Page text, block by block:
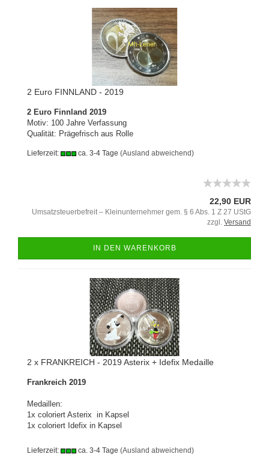
2 Euro FINNLAND - 2019
2 Euro Finnland 2019
Motiv: 100 Jahre Verfassung
Qualität: Prägefrisch aus Rolle
Lieferzeit: ca. 3-4 Tage (Ausland abweichend)
22,90 EUR
Umsatzsteuerbefreit – Kleinunternehmer gem. § 6 Abs. 1 Z 27 UStG
zzgl. Versand
IN DEN WARENKORB
2 x FRANKREICH - 2019 Asterix + Idefix Medaille
Frankreich 2019
Medaillen:
1x coloriert Asterix in Kapsel
1x coloriert Idefix in Kapsel
Lieferzeit: ca. 3-4 Tage (Ausland abweichend)